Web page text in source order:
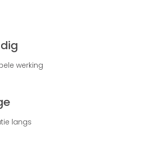
werking
langs